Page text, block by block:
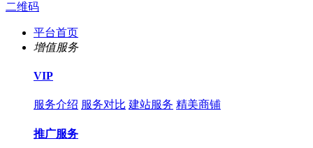
二维码
平台首页
增值服务
VIP
服务介绍 服务对比 建站服务 精美商铺
推广服务